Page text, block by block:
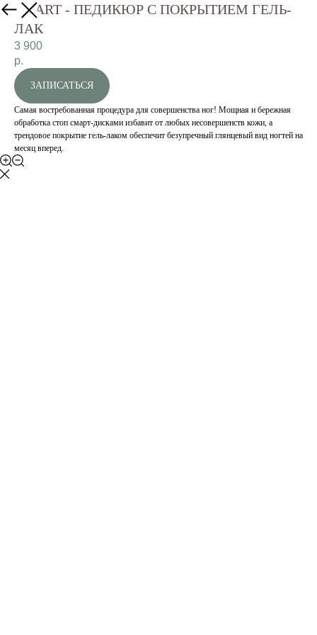
SMART - ПЕДИКЮР С ПОКРЫТИЕМ ГЕЛЬ-
ЛАК
3 900
р.
ЗАПИСАТЬСЯ
Самая востребованная процедура для совершенства ног! Мощная и бережная
обработка стоп смарт-дисками избавит от любых несовершенств кожи, а
трендовое покрытие гель-лаком обеспечит безупречный глянцевый вид ногтей на
месяц вперед.